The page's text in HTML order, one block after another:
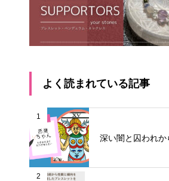
よく読まれている記事
1
深い闇と囚われ
2